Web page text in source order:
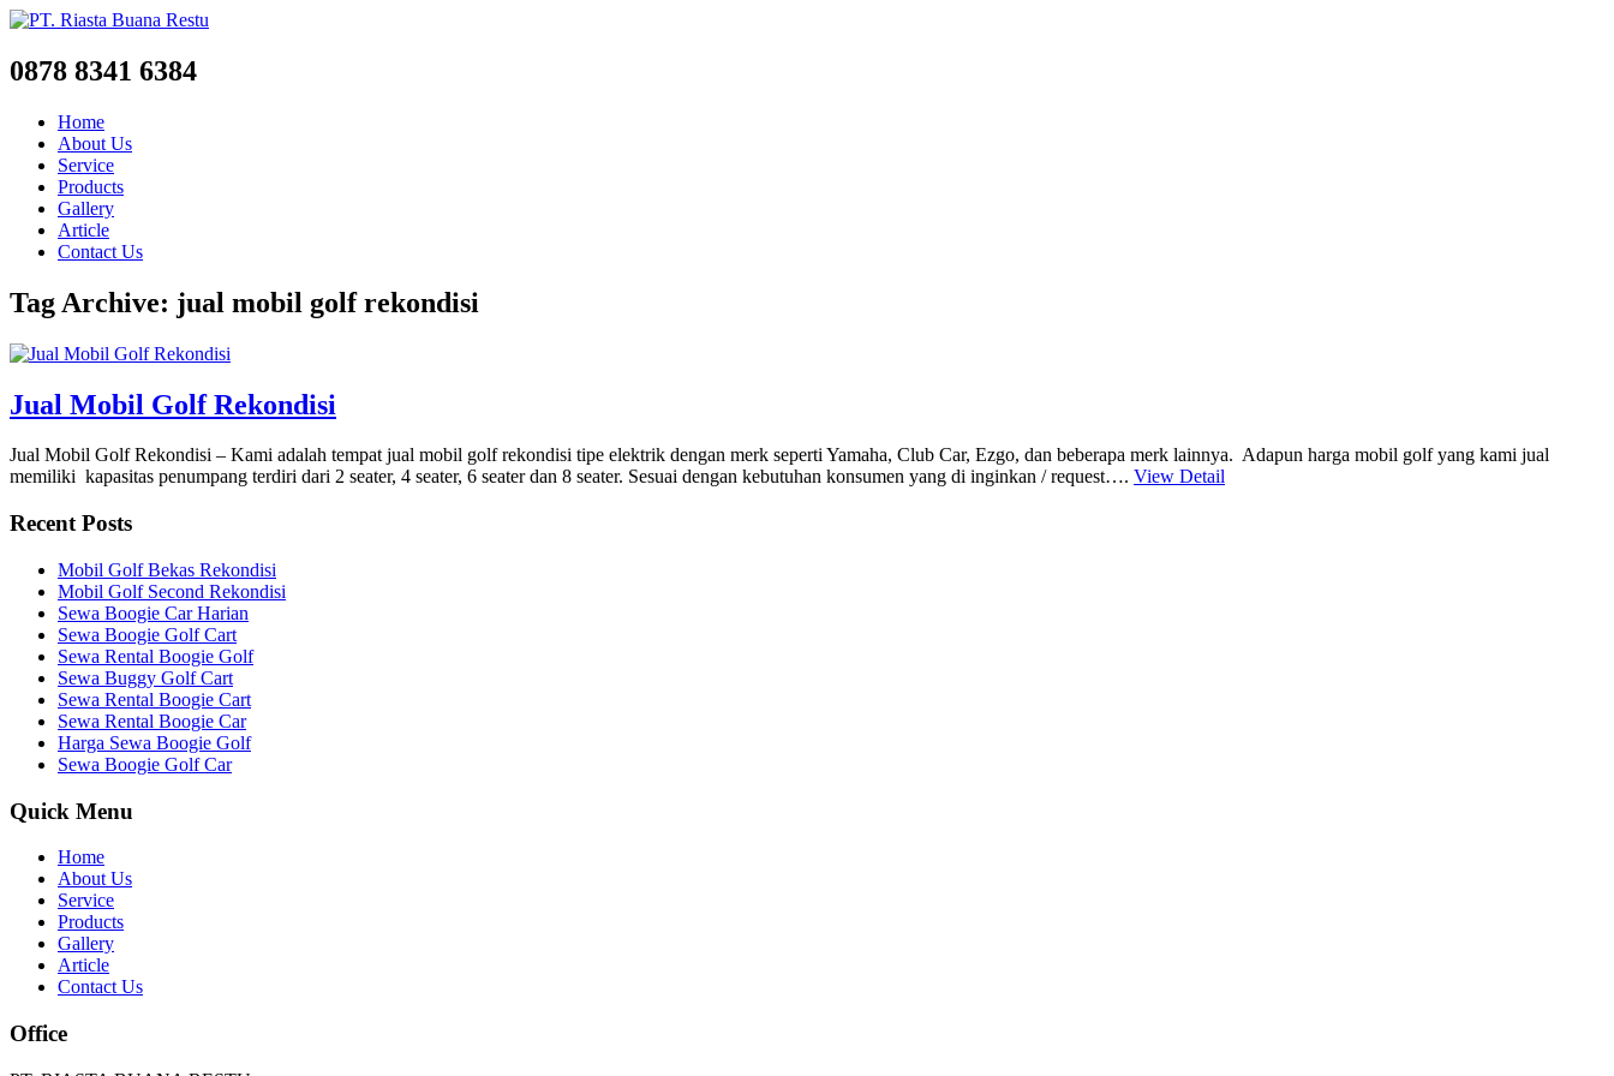
0878 8341 6384
Home
About Us
Service
Products
Gallery
Article
Contact Us
Tag Archive: jual mobil golf rekondisi
Jual Mobil Golf Rekondisi
Jual Mobil Golf Rekondisi – Kami adalah tempat jual mobil golf rekondisi tipe elektrik dengan merk seperti Yamaha, Club Car, Ezgo, dan beberapa merk lainnya. Adapun harga mobil golf yang kami jual
memiliki kapasitas penumpang terdiri dari 2 seater, 4 seater, 6 seater dan 8 seater. Sesuai dengan kebutuhan konsumen yang di inginkan / request…. View Detail
Recent Posts
Mobil Golf Bekas Rekondisi
Mobil Golf Second Rekondisi
Sewa Boogie Car Harian
Sewa Boogie Golf Cart
Sewa Rental Boogie Golf
Sewa Buggy Golf Cart
Sewa Rental Boogie Cart
Sewa Rental Boogie Car
Harga Sewa Boogie Golf
Sewa Boogie Golf Car
Quick Menu
Home
About Us
Service
Products
Gallery
Article
Contact Us
Office